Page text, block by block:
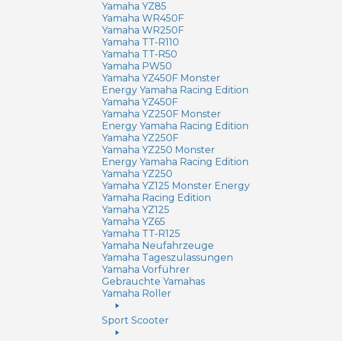
Yamaha YZ85
Yamaha WR450F
Yamaha WR250F
Yamaha TT-R110
Yamaha TT-R50
Yamaha PW50
Yamaha YZ450F Monster
Energy Yamaha Racing Edition
Yamaha YZ450F
Yamaha YZ250F Monster
Energy Yamaha Racing Edition
Yamaha YZ250F
Yamaha YZ250 Monster
Energy Yamaha Racing Edition
Yamaha YZ250
Yamaha YZ125 Monster Energy
Yamaha Racing Edition
Yamaha YZ125
Yamaha YZ65
Yamaha TT-R125
Yamaha Neufahrzeuge
Yamaha Tageszulassungen
Yamaha Vorführer
Gebrauchte Yamahas
Yamaha Roller
Sport Scooter